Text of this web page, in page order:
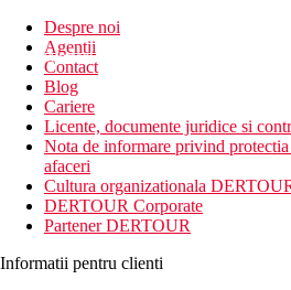
newsletter!
Despre noi
Agentii
Contact
Blog
Cariere
Licente, documente juridice si
Nota de informare privind
afaceri
Cultura organizationala
DERTOUR Corporate
Partener DERTOUR
Informatii pentru clienti